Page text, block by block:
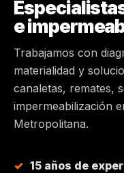
MAIPÚ
PEÑALOLÉN
HUECHURABA
e
Trabajamos con
materialidad y
canaletas, remates,
impermeabilización
Metropolitana.
15 años de